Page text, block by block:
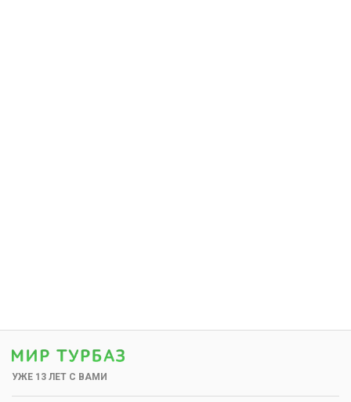
УЖЕ 13 ЛЕТ С ВАМИ